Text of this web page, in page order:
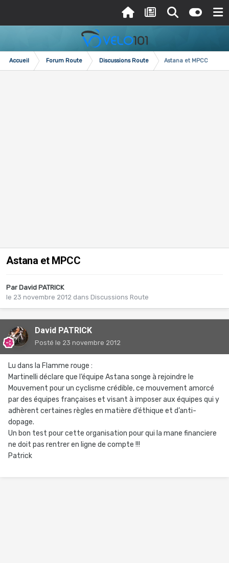
Accueil Forum Route Discussions Route Astana et MPCC
Astana et MPCC
Par David PATRICK
le 23 novembre 2012 dans Discussions Route
David PATRICK
Posté le 23 novembre 2012
Lu dans la Flamme rouge :
Martinelli déclare que l‘équipe Astana songe à rejoindre le
Mouvement pour un cyclisme crédible, ce mouvement amorcé
par des équipes françaises et visant à imposer aux équipes qui y
adhèrent certaines règles en matière d‘éthique et d’anti-
dopage.
Un bon test pour cette organisation pour qui la mane financiere
ne doit pas rentrer en ligne de compte !!!
Patrick